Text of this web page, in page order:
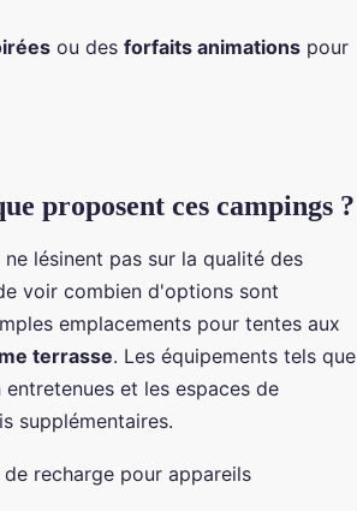
ou des forfaits animations pour
proposent ces campings ?
lésinent pas sur la qualité des
voir combien d'options sont
emplacements pour tentes aux
terrasse. Les équipements tels que
et les espaces de
supplémentaires.
recharge pour appareils